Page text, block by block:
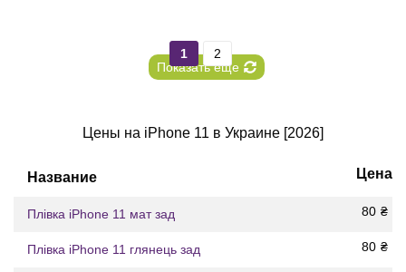
Показать еще
1 2
Цены на iPhone 11 в Украине [2026]
Название Цена
Плівка iPhone 11 мат зад 80 ₴
Плівка iPhone 11 глянець зад 80 ₴